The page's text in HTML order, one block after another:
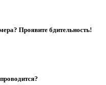
Проявите бдительность!